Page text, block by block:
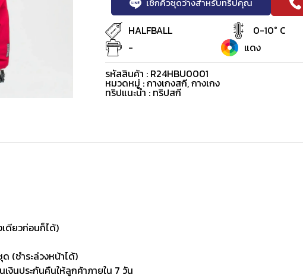
HALFBALL 0-10° C
-
แดง
รหัสสินค้า : R24HBU0001
หมวดหมู่ :กางเกงสกี,กางเกง
ทริปแนะนำ : ทริปสกี
เดียวก่อนก็ได้)
(ชำระล่วงหน้าได้)
นประกันคืนให้ลูกค้าภายใน 7 วัน